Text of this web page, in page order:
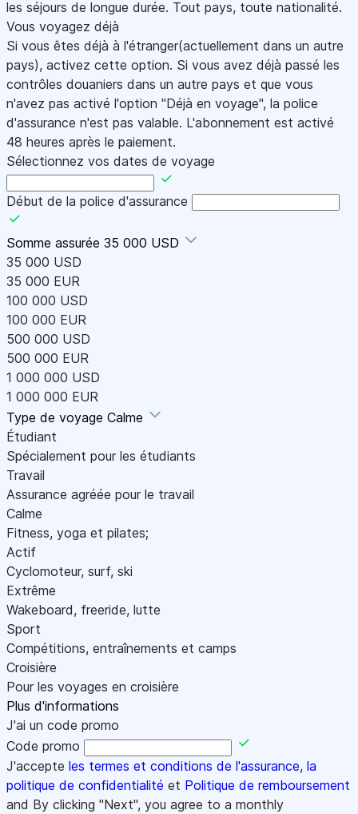
les séjours de longue durée. Tout pays, toute nationalité.
Vous voyagez déjà
Si vous êtes déjà à l'étranger(actuellement dans un autre
pays), activez cette option. Si vous avez déjà passé les
contrôles douaniers dans un autre pays et que vous
n'avez pas activé l'option "Déjà en voyage", la police
d'assurance n'est pas valable. L'abonnement est activé
48 heures après le paiement.
Sélectionnez vos dates de voyage
Début de la police d'assurance
Somme assurée 35 000 USD
35 000 USD
35 000 EUR
100 000 USD
100 000 EUR
500 000 USD
500 000 EUR
1 000 000 USD
1 000 000 EUR
Type de voyage Calme
Étudiant
Spécialement pour les étudiants
Travail
Assurance agréée pour le travail
Calme
Fitness, yoga et pilates;
Actif
Cyclomoteur, surf, ski
Extrême
Wakeboard, freeride, lutte
Sport
Compétitions, entraînements et camps
Croisière
Pour les voyages en croisière
Plus d'informations
J'ai un code promo
Code promo
J'accepte les termes et conditions de l'assurance, la
politique de confidentialité et Politique de remboursement
and By clicking "Next", you agree to a monthly